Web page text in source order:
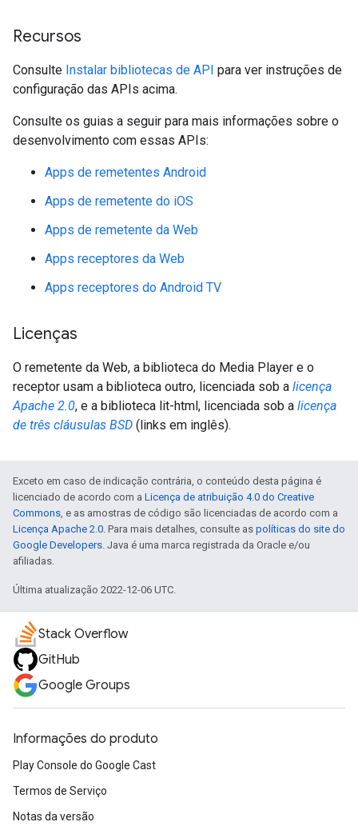
Recursos
Consulte Instalar bibliotecas de API para ver instruções de
configuração das APIs acima.
Consulte os guias a seguir para mais informações sobre o
desenvolvimento com essas APIs:
Apps de remetentes Android
Apps de remetente do iOS
Apps de remetente da Web
Apps receptores da Web
Apps receptores do Android TV
Licenças
O remetente da Web, a biblioteca do Media Player e o
receptor usam a biblioteca outro, licenciada sob a licença
Apache 2.0, e a biblioteca lit-html, licenciada sob a licença
de três cláusulas BSD (links em inglês).
Exceto em caso de indicação contrária, o conteúdo desta página é
licenciado de acordo com a Licença de atribuição 4.0 do Creative
Commons, e as amostras de código são licenciadas de acordo com a
Licença Apache 2.0. Para mais detalhes, consulte as políticas do site do
Google Developers. Java é uma marca registrada da Oracle e/ou
afiliadas.
Última atualização 2022-12-06 UTC.
Stack Overflow
GitHub
Google Groups
Informações do produto
Play Console do Google Cast
Termos de Serviço
Notas da versão